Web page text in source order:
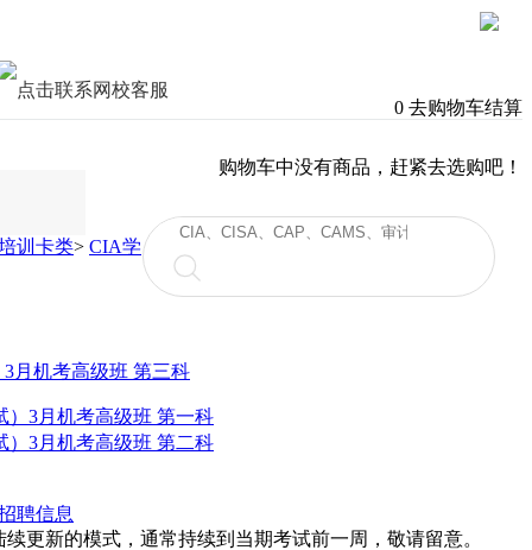
0 去购物车结算
购物车中没有商品，赶紧去选购吧！
训卡类> CIA学
聘信息
更新的模式，通常持续到当期考试前一周，敬请留意。
）3月机考高级班 第一科
）3月机考高级班 第二科